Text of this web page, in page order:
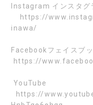
Instagram インスタグ
https://
inawa/
Facebookフェイスブ
https://
YouTube
https://